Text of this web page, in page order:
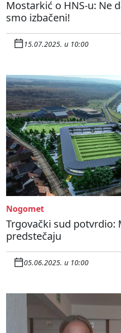
Mostarkić o HNS-u: Ne
smo izbačeni!
15.07.2025. u 10:00
Nogomet
Trgovački sud potvrdio:
predstečaju
05.06.2025. u 10:00